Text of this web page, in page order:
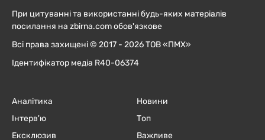
При цитуванні та використанні будь-яких матеріалів
посилання на zbirna.com обов'язкове
Всі права захищені © 2017 - 2026 ТОВ «ПМХ»
Ідентифікатор медіа R40-06374
Аналітика
Інтерв'ю
Ексклюзив
Новини
Топ
Важливе